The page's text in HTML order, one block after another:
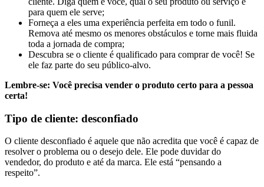
para quem ele serve;
Forneça a eles uma experiência perfeita em todo o funil.
Remova até mesmo os menores obstáculos e torne mais fluida
toda a jornada de compra;
Descubra se o cliente é qualificado para comprar de você! Se
ele faz parte do seu público-alvo.
Lembre-se: Você precisa vender o produto certo para a pessoa
certa!
Tipo de cliente: desconfiado
O cliente desconfiado é aquele que não acredita que você é capaz de
resolver o problema ou o desejo dele. Ele pode duvidar do
vendedor, do produto e até da marca. Ele está “pensando a
respeito”.